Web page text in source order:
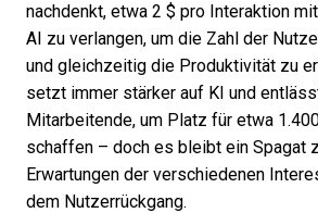
nachdenkt, etwa 2 $ pro Interaktion
AI zu verlangen, um die Zahl der
und gleichzeitig die Produktivität zu
setzt immer stärker auf KI und
Mitarbeitende, um Platz für etwa
schaffen – doch es bleibt ein Spagat
Erwartungen der verschiedenen
dem Nutzerrückgang.